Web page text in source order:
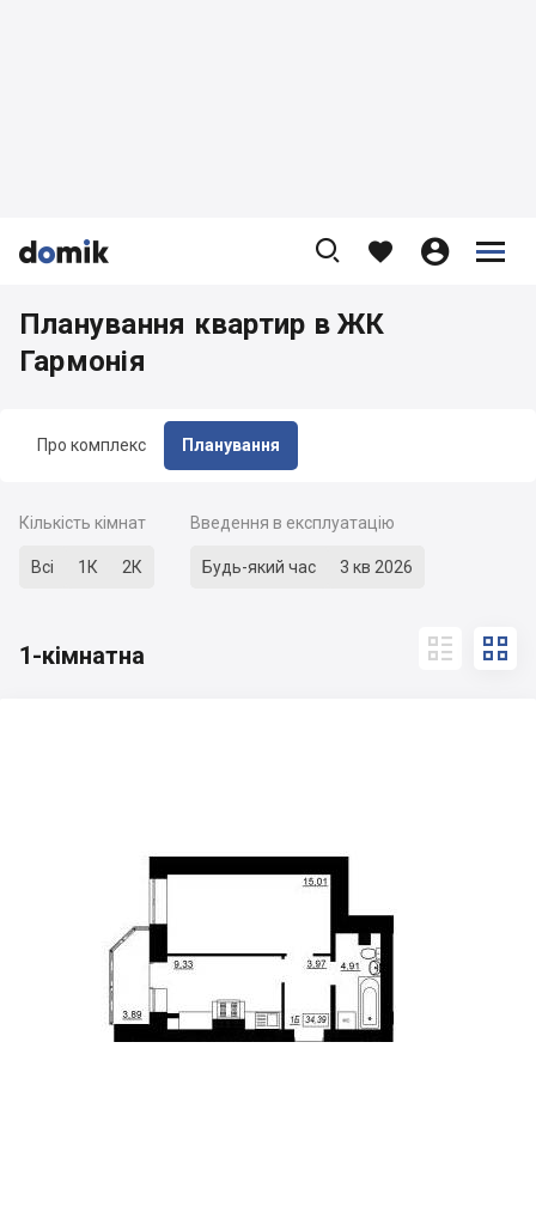


    


Про комплекс Планування
Планування квартир в ЖК
Гармонія
Кількість кімнат
Всі 1К 2К
Введення в експлуатацію
Будь-який час 3 кв 2026
1-кімнатна  